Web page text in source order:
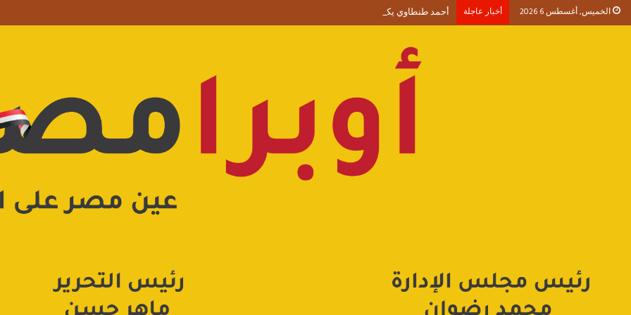
الخميس, أغسطس 6 2026 أخبار عاجلة أحمد طنطاوي يكتب حين يصبح الوجود علامة استفهام